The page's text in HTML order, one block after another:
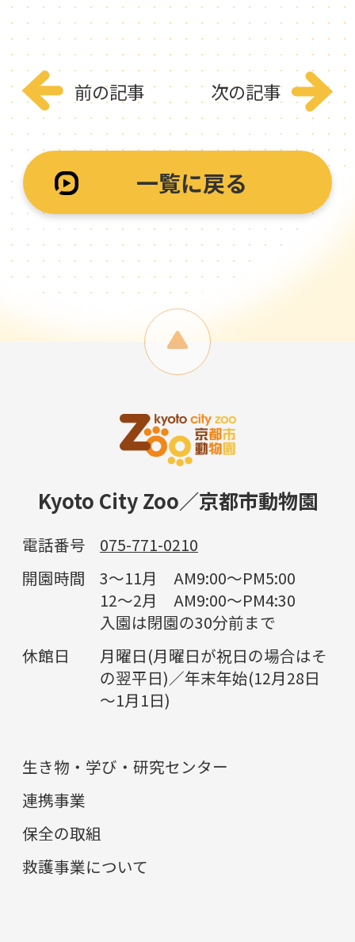
前の記事
一覧に戻る
次の記事
Kyoto City Zoo／京都市動物園
電話番号
075-771-0210
開園時間
3～11月 AM9:00～PM5:00
12～2月 AM9:00～PM4:30
入園は閉園の30分前まで
休館日
月曜日(月曜日が祝日の場合はそ
の翌平日)／年末年始(12月28日
～1月1日)
生き物・学び・研究センター
連携事業
保全の取組
救護事業について